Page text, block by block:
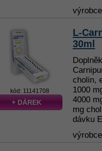
kód: 11141708
+ DÁREK
L-
30ml
cholin,
1000
4000
mg
dávku